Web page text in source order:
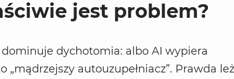
jest problem?
dychotomia: albo AI wypiera
„mądrzejszy autouzupełniacz”. Prawda